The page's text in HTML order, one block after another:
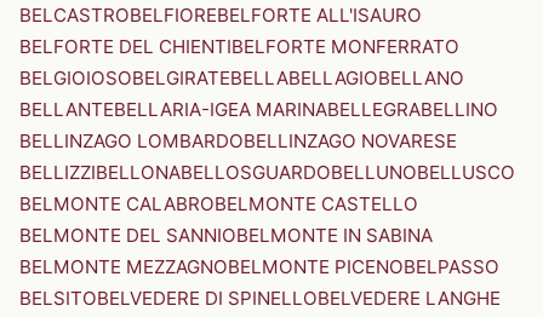
BELCASTROBELFIOREBELFORTE ALL'ISAURO
BELFORTE DEL CHIENTIBELFORTE MONFERRATO
BELGIOIOSOBELGIRATEBELLABELLAGIOBELLANO
BELLANTEBELLARIA-IGEA MARINABELLEGRABELLINO
BELLINZAGO LOMBARDOBELLINZAGO NOVARESE
BELLIZZIBELLONABELLOSGUARDOBELLUNOBELLUSCO
BELMONTE CALABROBELMONTE CASTELLO
BELMONTE DEL SANNIOBELMONTE IN SABINA
BELMONTE MEZZAGNOBELMONTE PICENOBELPASSO
BELSITOBELVEDERE DI SPINELLOBELVEDERE LANGHE